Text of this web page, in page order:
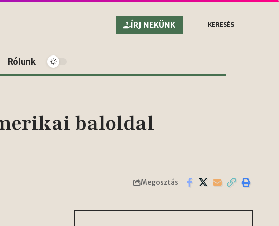
ÍRJ NEKÜNK
KERESÉS
Rólunk
baloldal
Megosztás